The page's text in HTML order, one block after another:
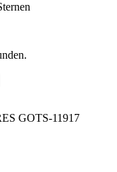
GOTS-11917